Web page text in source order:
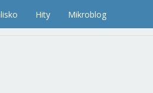
Hity Mikroblog